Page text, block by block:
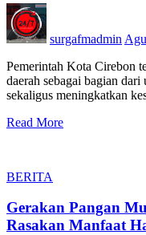
surgafmadmin
Pemerintah Kota Cirebon
daerah sebagai bagian
sekaligus meningkatkan
Read More
BERITA
Gerakan Pangan
Rasakan Manfaat